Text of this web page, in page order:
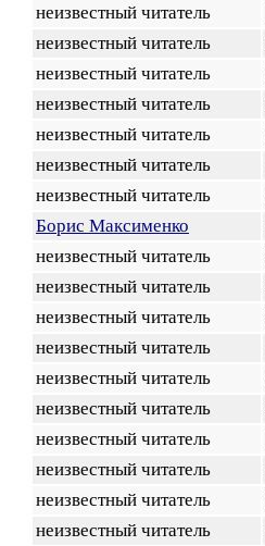
неизвестный читатель
неизвестный читатель
неизвестный читатель
неизвестный читатель
неизвестный читатель
неизвестный читатель
неизвестный читатель
Борис Максименко
неизвестный читатель
неизвестный читатель
неизвестный читатель
неизвестный читатель
неизвестный читатель
неизвестный читатель
неизвестный читатель
неизвестный читатель
неизвестный читатель
неизвестный читатель